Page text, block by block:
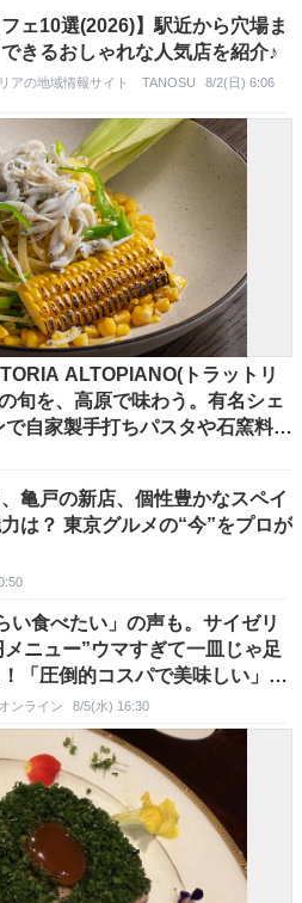
フェ10選(2026)】駅近から穴場ま
きるおしゃれな人気店を紹介♪
アの地域情報サイト TANOSU 8/2(日) 6:06
ALTOPIANO(トラットリ
旬を、高原で味わう。有名シェ
自家製手打ちパスタや石窯料理
宿泊者限定オールインクルーシ
亀戸の新店、個性豊かなスペイ
は？ 東京グルメの“今”をプロが
い食べたい」の声も。サイゼリ
ニュー”ウマすぎて一皿じゃ足
「圧倒的コスパで美味しい」
てサイゼきた」《実食レビュ
ンライン 8/5(水) 16:30